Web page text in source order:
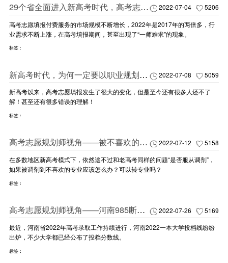
2022-07-04 5206
29个省全面进入新高考时代，高考志愿规划师迅速成为爆火职业！
高考志愿填报付费服务的市场规模不断增长，2022年是2017年的两倍多，行
业需求不断上涨，在高考填报期间，甚至出现了“一师难求”的现象。
标签：
2022-07-08 5059
新高考时代，为何一定要以职业规划引领高考志愿规划？
新高考以来，高考志愿填报发生了很大的变化，但是至今还有很多人还不了
解！甚至还有很多错误的理解！
标签：
2022-07-12 5158
高考志愿规划师视角——被不喜欢的专业录取该怎么办？看看高手是如何处理的
在多数地区新高考模式下，依然逃不过和老高考同样的问题“是否服从调剂”，
如果被调剂到不喜欢的专业应该怎么办？可以转专业吗？
标签：
2022-07-26 5169
高考志愿规划师视角——河南985断档，上海高校失宠，时代变了？
最近，河南省2022年高考录取工作持续进行，河南2022一本大学投档线纷纷
出炉，不少大学都已经公布了投档分数线。
标签：